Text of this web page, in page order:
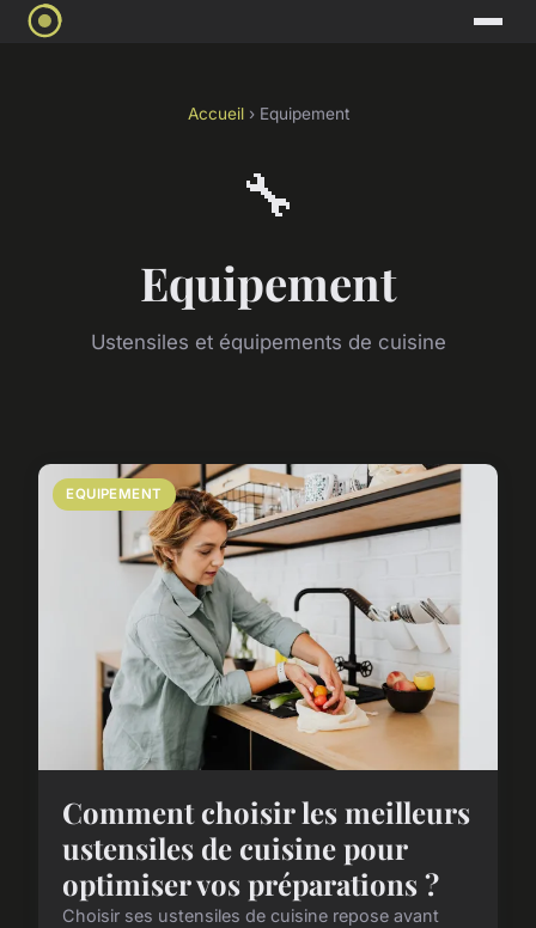
Accueil› Equipement
🔧
Equipement
Ustensiles et équipements de cuisine
EQUIPEMENT
Comment choisir les meilleurs
ustensiles de cuisine pour
optimiser vos préparations ?
Choisir ses ustensiles de cuisine repose avant